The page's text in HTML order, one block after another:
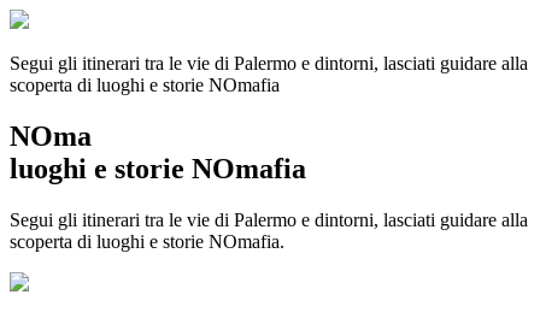
Segui gli itinerari tra le vie di Palermo e dintorni, lasciati guidare alla
scoperta di luoghi e storie NOmafia
NOma
luoghi e storie NOmafia
Segui gli itinerari tra le vie di Palermo e dintorni, lasciati guidare alla
scoperta di luoghi e storie NOmafia.